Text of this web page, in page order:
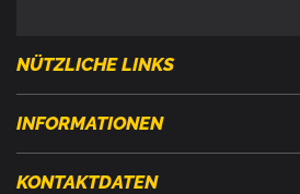
NÜTZLICHE LINKS
INFORMATIONEN
KONTAKTDATEN